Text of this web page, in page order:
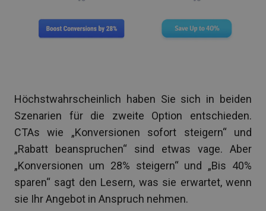
Höchstwahrscheinlich haben Sie sich in beiden
Szenarien für die zweite Option entschieden.
CTAs wie „Konversionen sofort steigern“ und
„Rabatt beanspruchen“ sind etwas vage. Aber
„Konversionen um 28% steigern“ und „Bis 40%
sparen“ sagt den Lesern, was sie erwartet, wenn
sie Ihr Angebot in Anspruch nehmen.